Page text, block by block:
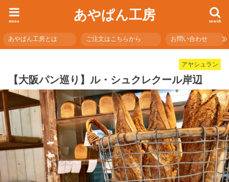
あやぱん工房 search
menu
あやぱん工房とは ご注文はこちらから お問い合わせ
アヤシュラン
【大阪パン巡り】ル・シュクレクール岸辺